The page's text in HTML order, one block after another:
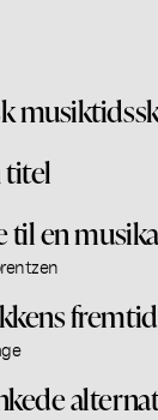
titel
til en
fremtid